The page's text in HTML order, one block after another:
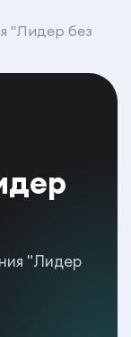
"Лидер без
"Лидер